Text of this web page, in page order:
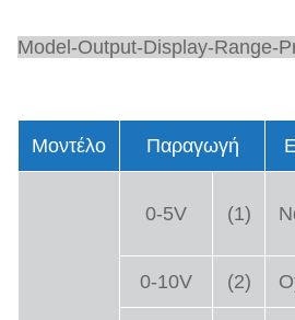
Model-Output-Display-Range-
Μοντέλο Παραγωγή
0-5V (1)
0-10V (2)